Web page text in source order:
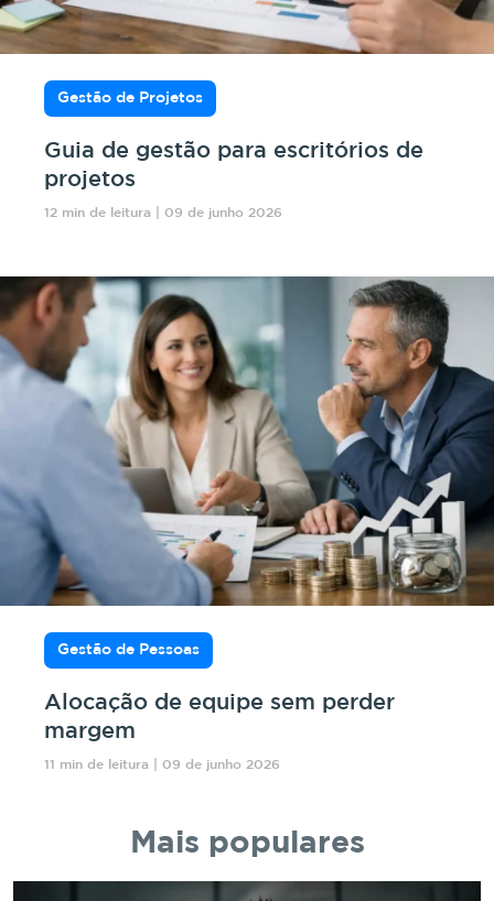
Gestão de Projetos
Guia de gestão para escritórios de
projetos
12 min de leitura | 09 de junho 2026
Gestão de Pessoas
Alocação de equipe sem perder
margem
11 min de leitura | 09 de junho 2026
Mais populares